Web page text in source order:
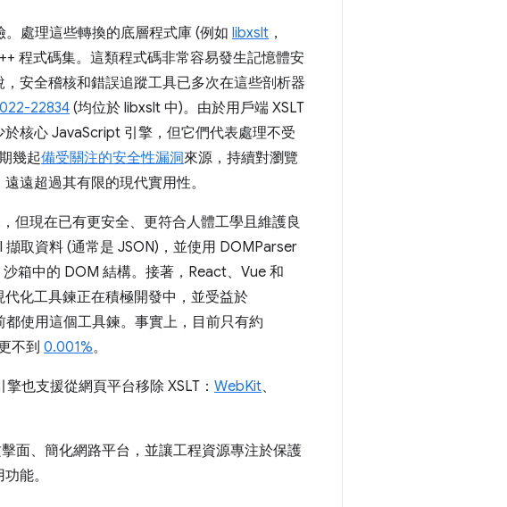
處理這些轉換的底層程式庫 (例如 libxslt ，
程式碼集。這類程式碼非常容易發生記憶體安
安全稽核和錯誤追蹤工具已多次在這些剖析器
22834 (均位於 libxslt 中)。由於用戶端 XSLT
核心 JavaScript 引擎，但它們代表處理不受
幾起備受關注的安全性漏洞來源，持續對瀏覽
遠超過其有限的現代實用性。
但現在已有更安全、更符合人體工學且維護良
取資料 (通常是 JSON)，並使用 DOMParser
箱中的 DOM 結構。接著，React、Vue 和
化工具鍊正在積極開發中，並受益於
使用這個工具鍊。事實上，目前只有約
不到 0.001%。
也支援從網頁平台移除 XSLT： WebKit、
面、簡化網路平台，並讓工程資源專注於保護
能。